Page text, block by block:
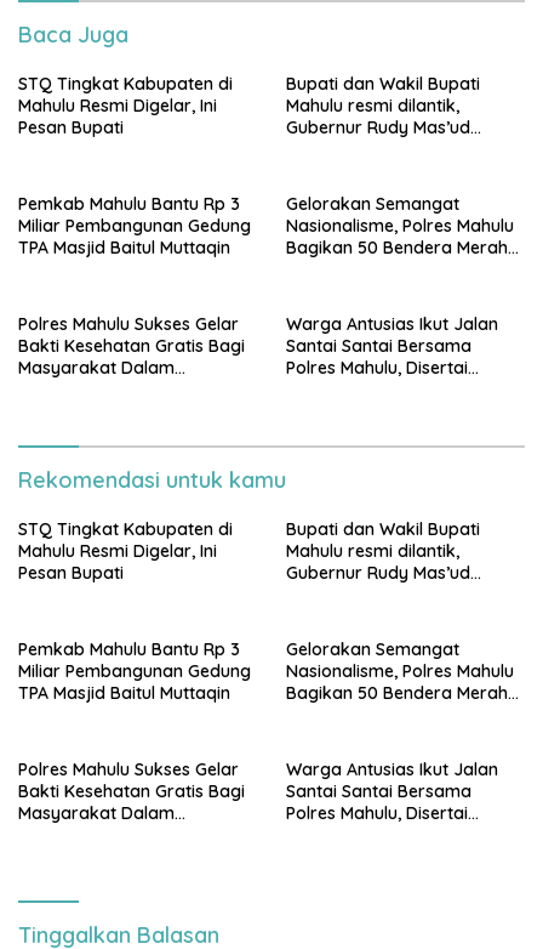
Baca Juga
STQ Tingkat Kabupaten di
Mahulu Resmi Digelar, Ini
Pesan Bupati
Bupati dan Wakil Bupati
Mahulu resmi dilantik,
Gubernur Rudy Mas’ud
Pemkab Mahulu Bantu Rp 3
Miliar Pembangunan Gedung
TPA Masjid Baitul Muttaqin
Gelorakan Semangat
Nasionalisme, Polres Mahulu
Bagikan 50 Bendera Merah
Polres Mahulu Sukses Gelar
Bakti Kesehatan Gratis Bagi
Masyarakat Dalam
Warga Antusias Ikut Jalan
Santai Santai Bersama
Polres Mahulu, Disertai
Rekomendasi untuk kamu
STQ Tingkat Kabupaten di
Mahulu Resmi Digelar, Ini
Pesan Bupati
Bupati dan Wakil Bupati
Mahulu resmi dilantik,
Gubernur Rudy Mas’ud
Pemkab Mahulu Bantu Rp 3
Miliar Pembangunan Gedung
TPA Masjid Baitul Muttaqin
Gelorakan Semangat
Nasionalisme, Polres Mahulu
Bagikan 50 Bendera Merah
Polres Mahulu Sukses Gelar
Bakti Kesehatan Gratis Bagi
Masyarakat Dalam
Warga Antusias Ikut Jalan
Santai Santai Bersama
Polres Mahulu, Disertai
Tinggalkan Balasan